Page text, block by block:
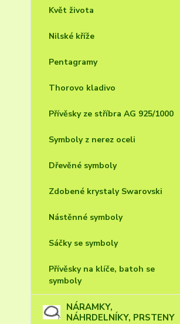
Květ života
Nilské kříže
Pentagramy
Thorovo kladivo
Přívěsky ze stříbra AG 925/1000
Symboly z nerez oceli
Dřevěné symboly
Zdobené krystaly Swarovski
Nástěnné symboly
Sáčky se symboly
Přívěsky na klíče, batoh se
symboly
NÁRAMKY,
NÁHRDELNÍKY, PRSTENY